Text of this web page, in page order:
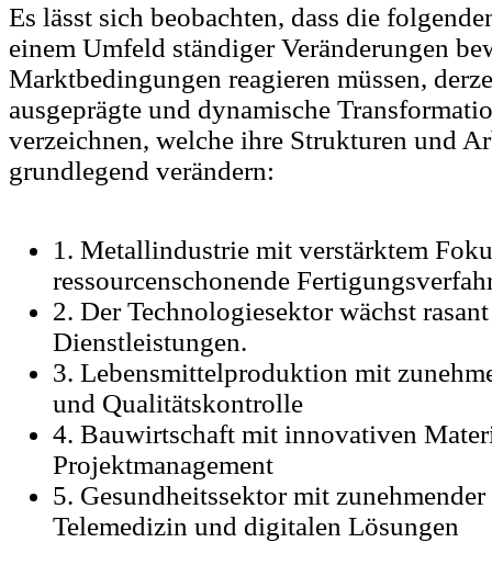
Es lässt sich beobachten, dass die
einem Umfeld ständiger Veränderungen
Marktbedingungen reagieren müssen,
ausgeprägte und dynamische
verzeichnen, welche ihre Strukturen und
grundlegend verändern:
1. Metallindustrie mit verstärktem
ressourcenschonende
2. Der Technologiesektor wächst
Dienstleistungen.
3. Lebensmittelproduktion mit
und Qualitätskontrolle
4. Bauwirtschaft mit innovativen
Projektmanagement
5. Gesundheitssektor mit
Telemedizin und digitalen Lösungen